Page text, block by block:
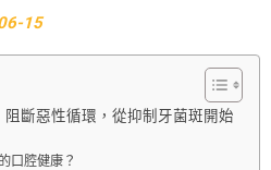
15
斷惡性循環，從抑制牙菌斑開始
口腔健康？